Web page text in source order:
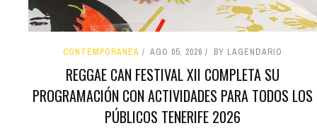
CONTEMPORÁNEA AGO 05, 2026 BY LAGENDARIO
REGGAE CAN FESTIVAL XII COMPLETA SU
PROGRAMACIÓN CON ACTIVIDADES PARA TODOS LOS
PÚBLICOS TENERIFE 2026